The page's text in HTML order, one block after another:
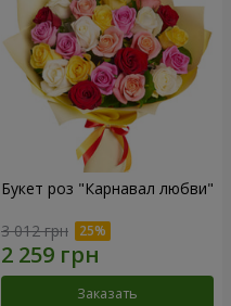
Букет роз "Карнавал любви"
3 012 грн
Заказать